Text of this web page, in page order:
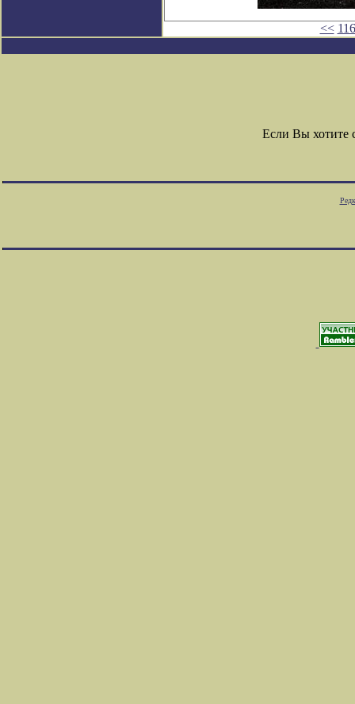
<<
Если Вы хотите